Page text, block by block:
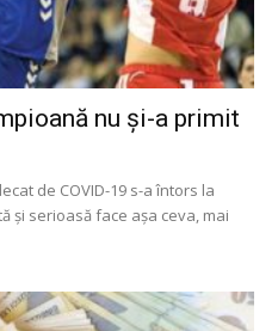
nu și-a primit
de COVID-19 s-a întors la
și serioasă face așa ceva, mai